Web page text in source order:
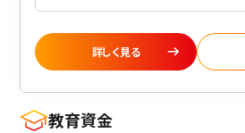
詳しく見る
教育資金